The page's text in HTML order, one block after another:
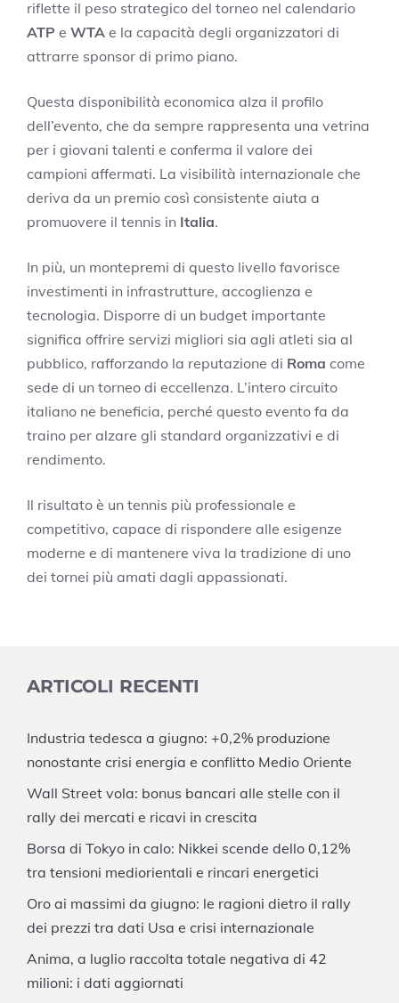
riflette il peso strategico del torneo nel calendario
ATP e WTA e la capacità degli organizzatori di
attrarre sponsor di primo piano.
Questa disponibilità economica alza il profilo
dell’evento, che da sempre rappresenta una vetrina
per i giovani talenti e conferma il valore dei
campioni affermati. La visibilità internazionale che
deriva da un premio così consistente aiuta a
promuovere il tennis in Italia.
In più, un montepremi di questo livello favorisce
investimenti in infrastrutture, accoglienza e
tecnologia. Disporre di un budget importante
significa offrire servizi migliori sia agli atleti sia al
pubblico, rafforzando la reputazione di Roma come
sede di un torneo di eccellenza. L’intero circuito
italiano ne beneficia, perché questo evento fa da
traino per alzare gli standard organizzativi e di
rendimento.
Il risultato è un tennis più professionale e
competitivo, capace di rispondere alle esigenze
moderne e di mantenere viva la tradizione di uno
dei tornei più amati dagli appassionati.
ARTICOLI RECENTI
Industria tedesca a giugno: +0,2% produzione
nonostante crisi energia e conflitto Medio Oriente
Wall Street vola: bonus bancari alle stelle con il
rally dei mercati e ricavi in crescita
Borsa di Tokyo in calo: Nikkei scende dello 0,12%
tra tensioni mediorientali e rincari energetici
Oro ai massimi da giugno: le ragioni dietro il rally
dei prezzi tra dati Usa e crisi internazionale
Anima, a luglio raccolta totale negativa di 42
milioni: i dati aggiornati